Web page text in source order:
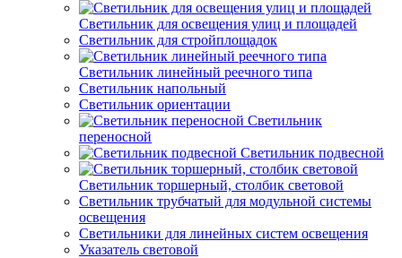
Светильник для освещения улиц и площадей
Светильник для стройплощадок
Светильник линейный реечного типа
Светильник напольный
Светильник ориентации
Светильник
переносной
Светильник подвесной
Светильник торшерный, столбик световой
Светильник трубчатый для модульной системы
освещения
Светильники для линейных систем освещения
Указатель световой